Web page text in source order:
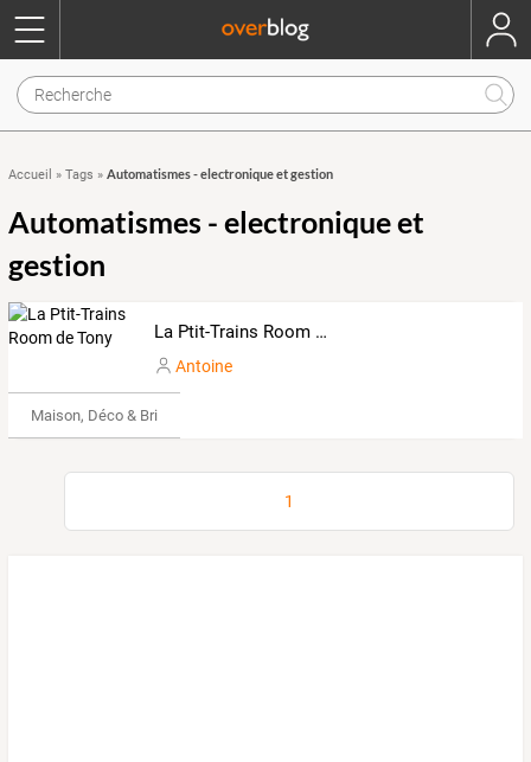
Accueil » Tags » Automatismes - electronique et gestion
Automatismes - electronique et
gestion
La Ptit-Trains Room de Tony
Antoine
Maison, Déco & Bricolage
1